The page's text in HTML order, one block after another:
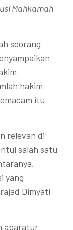
Mahkamah
seorang
hakim
itu
relevan di
salah satu
yang
Dimyati
aparatur